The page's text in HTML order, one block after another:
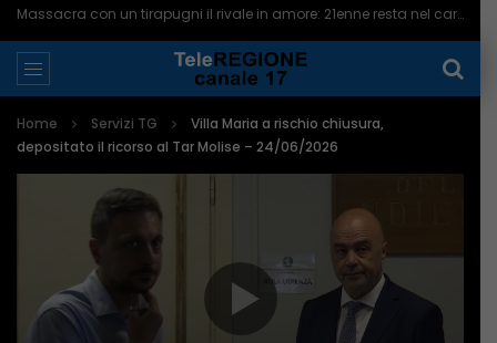
Massacra con un tirapugni il rivale in amore: 21enne resta nel carcere di Campobasso – 10/08/2026
Home Servizi TG
Villa Maria a rischio chiusura,
depositato il ricorso al Tar Molise – 24/06/2026